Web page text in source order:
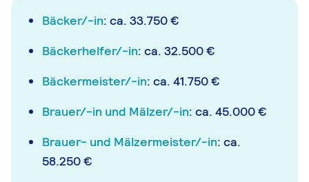
Bäcker/-in: ca. 33.750 €
Bäckerhelfer/-in: ca. 32.500 €
Bäckermeister/-in: ca. 41.750 €
Brauer/-in und Mälzer/-in: ca. 45.000 €
Brauer- und Mälzermeister/-in: ca.
58.250 €